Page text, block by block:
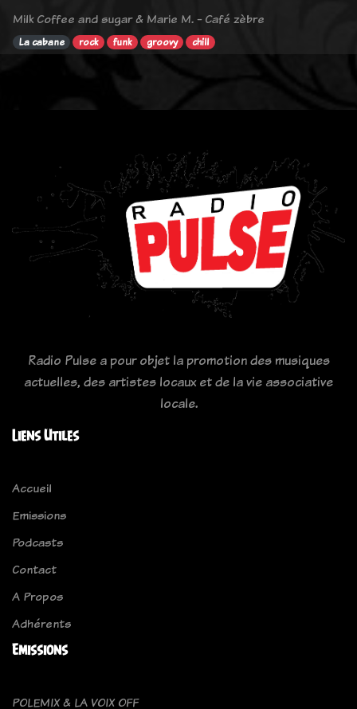
Milk Coffee and sugar & Marie M. - Café zèbre
La cabane rock funk groovy chill
Radio Pulse a pour objet la promotion des musiques
actuelles, des artistes locaux et de la vie associative
locale.
Liens Utiles
Accueil
Emissions
Podcasts
Contact
A Propos
Adhérents
Emissions
POLEMIX & LA VOIX OFF